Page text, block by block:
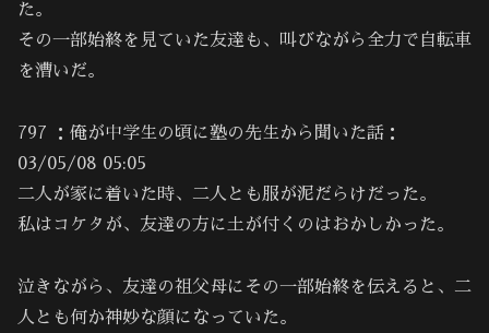
た。
その一部始終を見ていた友達も、叫びながら全力で自転車
を漕いだ。
797 ：俺が中学生の頃に塾の先生から聞いた話：
03/05/08 05:05
二人が家に着いた時、二人とも服が泥だらけだった。
私はコケタが、友達の方に土が付くのはおかしかった。
泣きながら、友達の祖父母にその一部始終を伝えると、二
人とも何か神妙な顔になっていた。